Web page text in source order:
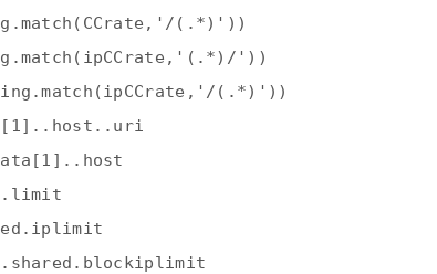
(.*)'))
'))
(.*)'))